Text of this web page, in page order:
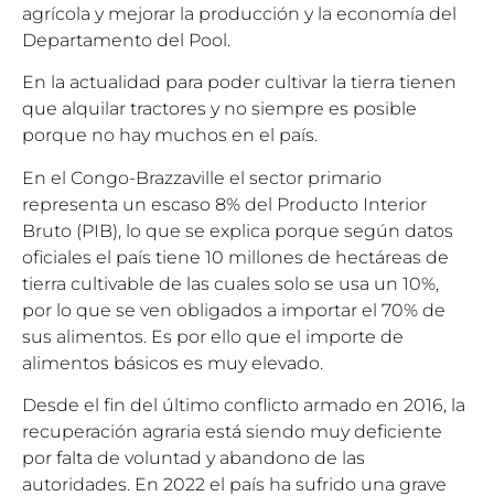
agrícola y mejorar la producción y la economía del
Departamento del Pool.
En la actualidad para poder cultivar la tierra tienen
que alquilar tractores y no siempre es posible
porque no hay muchos en el país.
En el Congo-Brazzaville el sector primario
representa un escaso 8% del Producto Interior
Bruto (PIB), lo que se explica porque según datos
oficiales el país tiene 10 millones de hectáreas de
tierra cultivable de las cuales solo se usa un 10%,
por lo que se ven obligados a importar el 70% de
sus alimentos. Es por ello que el importe de
alimentos básicos es muy elevado.
Desde el fin del último conflicto armado en 2016, la
recuperación agraria está siendo muy deficiente
por falta de voluntad y abandono de las
autoridades. En 2022 el país ha sufrido una grave